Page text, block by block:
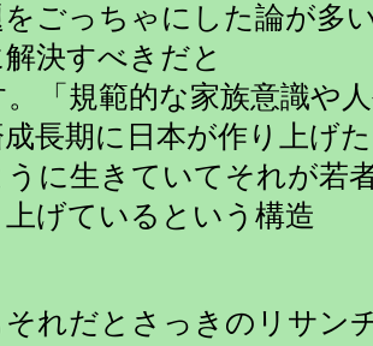
ごっちゃにした論が多
決すべきだと
「規範的な家族意識や
長期に日本が作り上げ
に生きていてそれが若
げているという構造
れだとさっきのリサン